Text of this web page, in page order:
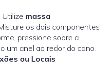
Utilize massa
os dois componentes
pressione sobre a
um anel ao redor do cano.
ou Locais